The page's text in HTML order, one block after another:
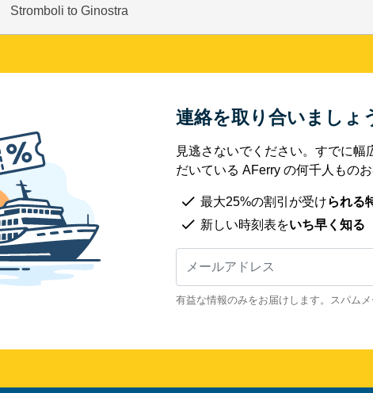
Stromboli to Ginostra
連絡を取り合いましょ
見逃さないでください。すでに
だいている AFerry の何千人もの
最大25%の割引が受けられる
新しい時刻表をいち早く知る
有益な情報のみをお届けします。スパム